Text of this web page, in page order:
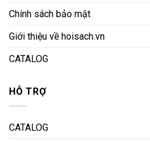
Chính sách bảo mật
Giới thiệu về hoisach.vn
CATALOG
HỖ TRỢ
CATALOG